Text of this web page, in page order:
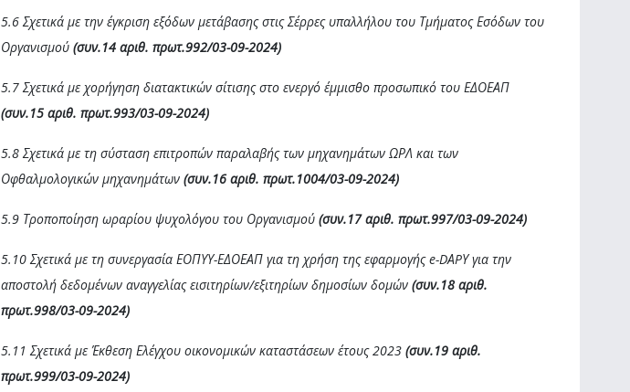
5.6 Σχετικά με την έγκριση εξόδων μετάβασης στις Σέρρες υπαλλήλου του Τμήματος Εσόδων του
Οργανισμού (συν.14 αριθ. πρωτ.992/03-09-2024)
5.7 Σχετικά με χορήγηση διατακτικών σίτισης στο ενεργό έμμισθο προσωπικό του ΕΔΟΕΑΠ
(συν.15 αριθ. πρωτ.993/03-09-2024)
5.8 Σχετικά με τη σύσταση επιτροπών παραλαβής των μηχανημάτων ΩΡΛ και των
Οφθαλμολογικών μηχανημάτων (συν.16 αριθ. πρωτ.1004/03-09-2024)
5.9 Τροποποίηση ωραρίου ψυχολόγου του Οργανισμού (συν.17 αριθ. πρωτ.997/03-09-2024)
5.10 Σχετικά με τη συνεργασία ΕΟΠΥΥ-ΕΔΟΕΑΠ για τη χρήση της εφαρμογής e-DΑPΥ για την
αποστολή δεδομένων αναγγελίας εισιτηρίων/εξιτηρίων δημοσίων δομών (συν.18 αριθ.
πρωτ.998/03-09-2024)
5.11 Σχετικά με Έκθεση Ελέγχου οικονομικών καταστάσεων έτους 2023 (συν.19 αριθ.
πρωτ.999/03-09-2024)